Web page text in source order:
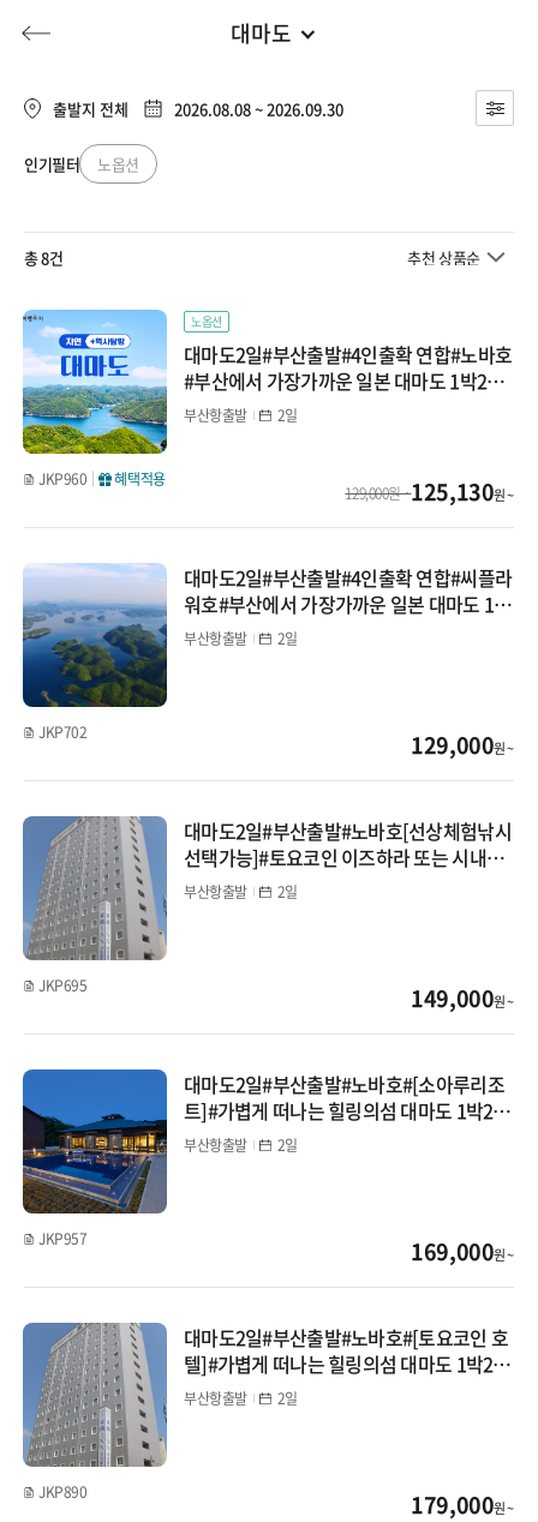
허니문 기획전/홈쇼핑 이벤트/혜택
허니문
대마도
부산출발
대구출발
청주출발
북해도
도쿄/시즈오카
나고야/도야마(알펜)
오키나와/미야코지마
대마도
선박(부관/카멜)
청도
남경/황산
계림/귀양
광저우/망산
대만/홍콩/마카오
출발지 전체 2026.08.08 ~ 2026.09.30
인기필터 노옵션
총 8건 추천 상품순
노옵션
대마도2일#부산출발#4인출확 연합#노바호
#부산에서 가장가까운 일본 대마도 1박2일#
이즈하라 숙박#이즈하라#히타카츠
부산항출발 2일
JKP960 혜택적용 125,130원 ~
129,000원 ~
대마도2일#부산출발#4인출확 연합#씨플라
워호#부산에서 가장가까운 일본 대마도 1박
2일#이즈하라 숙박#이즈하라#히타카츠
부산항출발 2일
JKP702 129,000원 ~
대마도2일#부산출발#노바호[선상체험낚시
선택가능]#토요코인 이즈하라 또는 시내호
텔#자유석식
부산항출발 2일
JKP695 149,000원 ~
대마도2일#부산출발#노바호#[소아루리조
트]#가볍게 떠나는 힐링의섬 대마도 1박2일
#히타카츠#이즈하라#온천# BBQ
부산항출발 2일
JKP957 169,000원 ~
대마도2일#부산출발#노바호#[토요코인 호
텔]#가볍게 떠나는 힐링의섬 대마도 1박2일
#토요코인 이즈하라 숙박 #히타카츠#이즈
부산항출발 2일
JKP890 179,000원 ~